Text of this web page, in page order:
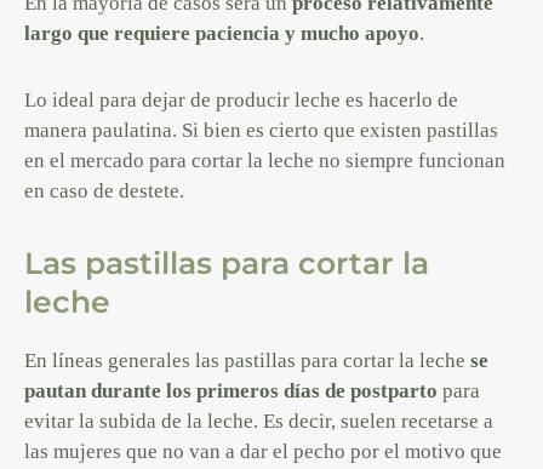
largo que requiere paciencia y mucho apoyo.
Lo ideal para dejar de producir leche es hacerlo de
manera paulatina. Si bien es cierto que existen pastillas
en el mercado para cortar la leche no siempre funcionan
en caso de destete.
Las pastillas para cortar la
leche
En líneas generales las pastillas para cortar la leche se
pautan durante los primeros días de postparto para
evitar la subida de la leche. Es decir, suelen recetarse a
las mujeres que no van a dar el pecho por el motivo que